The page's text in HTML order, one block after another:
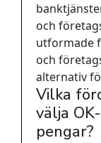
och
utformade
och
alternativ
Vilka
välja
pengar?